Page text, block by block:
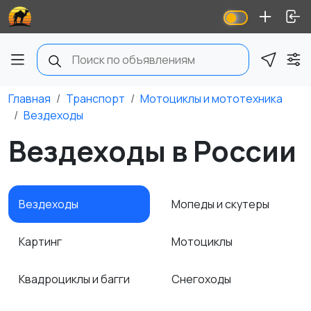
Главная Транспорт
Мотоциклы и мототехника
Вездеходы
Вездеходы в России
Вездеходы
Картинг
Квадроциклы и багги
Мопеды и скутеры
Мотоциклы
Снегоходы